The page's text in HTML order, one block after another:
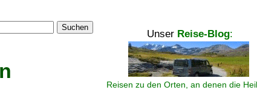
Suchen
Unser Reise-Blog:
Reisen zu den Orten, an denen die